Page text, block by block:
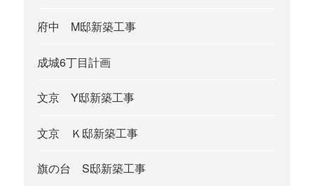
府中 M邸新築工事
成城6丁目計画
文京 Y邸新築工事
文京 Ｋ邸新築工事
旗の台 S邸新築工事